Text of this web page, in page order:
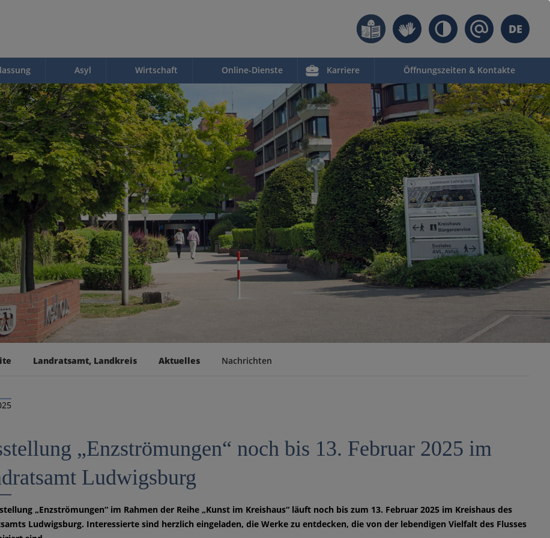
DE
Asyl Wirtschaft Online-Dienste Karriere Öffnungszeiten & Kontakte
Landratsamt, Landkreis Aktuelles Nachrichten
„Enzströmungen“ noch bis 13. Februar 2025 im
Ludwigsburg
„Enzströmungen“ im Rahmen der Reihe „Kunst im Kreishaus“ läuft noch bis zum 13. Februar 2025 im Kreishaus des
Ludwigsburg. Interessierte sind herzlich eingeladen, die Werke zu entdecken, die von der lebendigen Vielfalt des Flusses